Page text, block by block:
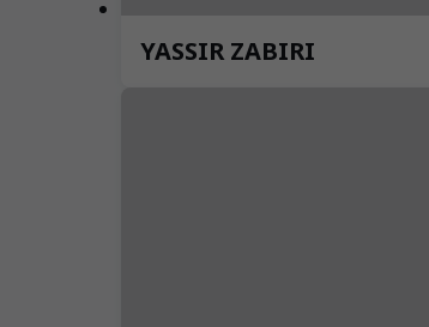
YASSIR ZABIRI